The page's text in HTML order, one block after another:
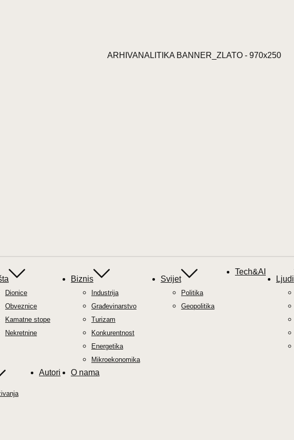
ARHIVANALITIKA BANNER_ZLATO - 970x250
Dionice
Obveznice
Kamatne stope
Nekretnine
Biznis
Industrija
Građevinarstvo
Turizam
Konkurentnost
Energetika
Mikroekonomika
Svijet
Politika
Geopolitika
Tech&AI
Ljudi
Autori O nama